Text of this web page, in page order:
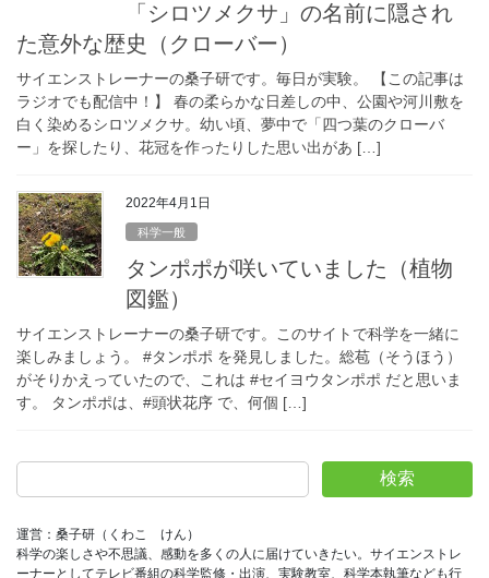
「シロツメクサ」の名前に隠され
た意外な歴史（クローバー）
サイエンストレーナーの桑子研です。毎日が実験。 【この記事は
ラジオでも配信中！】 春の柔らかな日差しの中、公園や河川敷を
白く染めるシロツメクサ。幼い頃、夢中で「四つ葉のクローバ
ー」を探したり、花冠を作ったりした思い出があ […]
2022年4月1日
科学一般
タンポポが咲いていました（植物
図鑑）
サイエンストレーナーの桑子研です。このサイトで科学を一緒に
楽しみましょう。 #タンポポ を発見しました。総苞（そうほう）
がそりかえっていたので、これは #セイヨウタンポポ だと思いま
す。 タンポポは、#頭状花序 で、何個 […]
検索
運営：桑子研（くわこ　けん）
科学の楽しさや不思議、感動を多くの人に届けていきたい。サイエンストレ
ーナーとしてテレビ番組の科学監修・出演、実験教室、科学本執筆なども行